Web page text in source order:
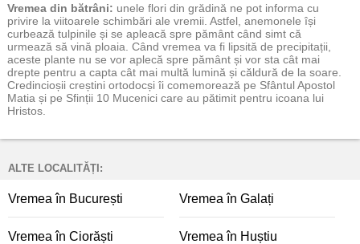
Vremea din bătrâni: unele flori din grădină ne pot informa cu
privire la viitoarele schimbări ale vremii. Astfel, anemonele își
curbează tulpinile și se apleacă spre pământ când simt că
urmează să vină ploaia. Când vremea va fi lipsită de precipitații,
aceste plante nu se vor aplecă spre pământ și vor sta cât mai
drepte pentru a capta cât mai multă lumină și căldură de la soare.
Credincioșii creștini ortodocși îi comemorează pe Sfântul Apostol
Matia și pe Sfinții 10 Mucenici care au pătimit pentru icoana lui
Hristos.
ALTE LOCALITĂȚI:
Vremea în București Vremea în Galați
Vremea în Ciorăști Vremea în Huștiu